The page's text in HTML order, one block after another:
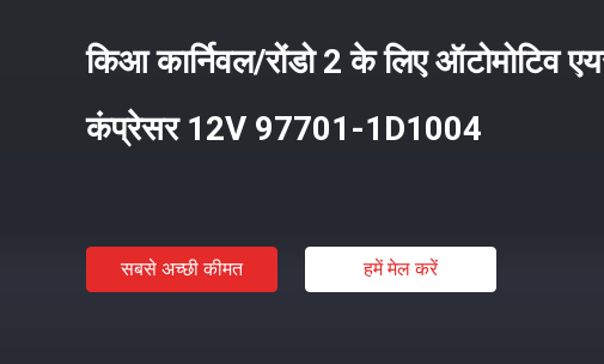
किआ कार्निवल/रोंडो 2 के लिए ऑटोमोटिव
कंप्रेसर 12V 97701-1D1004
सबसे अच्छी कीमत हमें मेल करें